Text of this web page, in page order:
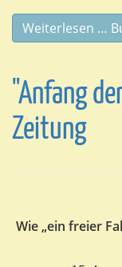
Weiterlesen …
"Anfang
Zeitung
Wie „ein freier